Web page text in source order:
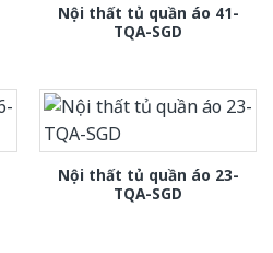
Nội thất tủ quần áo 41-
TQA-SGD
Nội thất tủ quần áo 23-
TQA-SGD